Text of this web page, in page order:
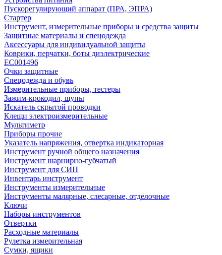
Пускорегулирующий аппарат (ПРА, ЭПРА)
Стартер
Инструмент, измерительные приборы и средства защиты
Защитные материалы и спецодежда
Аксессуары для индивидуальной защиты
Коврики, перчатки, боты диэлектрические
EC001496
Очки защитные
Спецодежда и обувь
Измерительные приборы, тестеры
Зажим-крокодил, щупы
Искатель скрытой проводки
Клещи электроизмерительные
Мультиметр
Приборы прочие
Указатель напряжения, отвертка индикаторная
Инструмент ручной общего назначения
Инструмент шарнирно-губчатый
Инструмент для СИП
Инвентарь инструмент
Инструменты измерительные
Инструменты малярные, слесарные, отделочные
Ключи
Наборы инструментов
Отвертки
Расходные материалы
Рулетка измерительная
Сумки, ящики